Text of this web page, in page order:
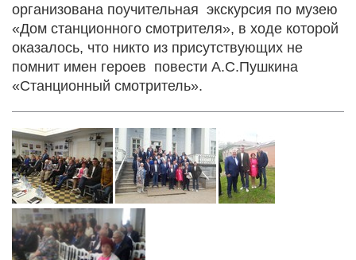
организована поучительная экскурсия по музею
«Дом станционного смотрителя», в ходе которой
оказалось, что никто из присутствующих не
помнит имен героев повести А.С.Пушкина
«Станционный смотритель».